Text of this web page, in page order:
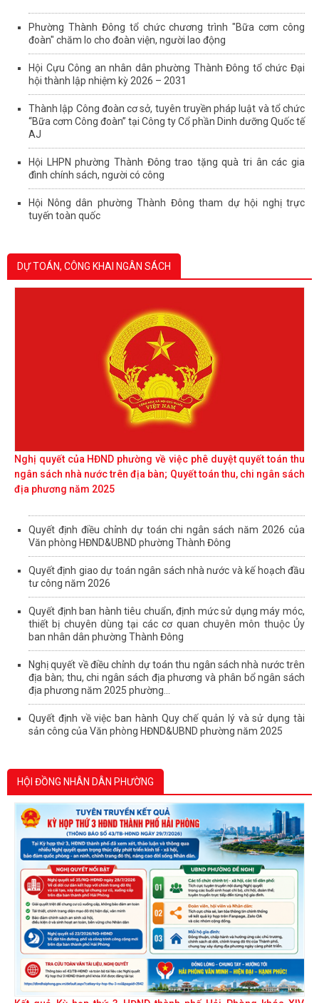
Phường Thành Đông tổ chức chương trình "Bữa cơm công
đoàn" chăm lo cho đoàn viện, người lao động
Hội Cựu Công an nhân dân phường Thành Đông tổ chức Đại
hội thành lập nhiệm kỳ 2026 – 2031
Thành lập Công đoàn cơ sở, tuyên truyền pháp luật và tổ chức
“Bữa cơm Công đoàn” tại Công ty Cổ phần Dinh dưỡng Quốc tế
AJ
Hội LHPN phường Thành Đông trao tặng quà tri ân các gia
đình chính sách, người có công
Hội Nông dân phường Thành Đông tham dự hội nghị trực
tuyến toàn quốc
DỰ TOÁN, CÔNG KHAI NGÂN SÁCH
Nghị quyết của HĐND phường về việc phê duyệt quyết toán thu
ngân sách nhà nước trên địa bàn; Quyết toán thu, chi ngân sách
địa phương năm 2025
Quyết định điều chỉnh dự toán chi ngân sách năm 2026 của
Văn phòng HĐND&UBND phường Thành Đông
Quyết định giao dự toán ngân sách nhà nước và kế hoạch đầu
tư công năm 2026
Quyết định ban hành tiêu chuẩn, định mức sử dụng máy móc,
thiết bị chuyên dùng tại các cơ quan chuyên môn thuộc Ủy
ban nhân dân phường Thành Đông
Nghị quyết về điều chỉnh dự toán thu ngân sách nhà nước trên
địa bàn; thu, chi ngân sách địa phương và phân bổ ngân sách
địa phương năm 2025 phường...
Quyết định về việc ban hành Quy chế quản lý và sử dụng tài
sản công của Văn phòng HĐND&UBND phường năm 2025
HỘI ĐỒNG NHÂN DÂN PHƯỜNG